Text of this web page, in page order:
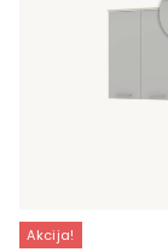
Akcija!